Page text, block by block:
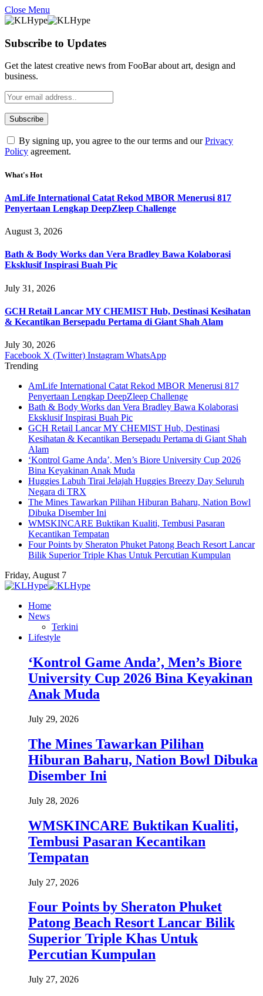
Close Menu
Subscribe to Updates
Get the latest creative news from FooBar about art, design and
business.
By signing up, you agree to the our terms and ourPrivacy
Policy agreement.
What's Hot
AmLife International Catat Rekod MBOR Menerusi 817
Penyertaan Lengkap DeepZleep Challenge
August 3, 2026
Bath & Body Works dan Vera Bradley Bawa Kolaborasi
Eksklusif Inspirasi Buah Pic
July 31, 2026
GCH Retail Lancar MY CHEMIST Hub, Destinasi Kesihatan
& Kecantikan Bersepadu Pertama di Giant Shah Alam
July 30, 2026
Facebook X (Twitter) Instagram WhatsApp
Trending
AmLife International Catat Rekod MBOR Menerusi 817
Penyertaan Lengkap DeepZleep Challenge
Bath & Body Works dan Vera Bradley Bawa Kolaborasi
Eksklusif Inspirasi Buah Pic
GCH Retail Lancar MY CHEMIST Hub, Destinasi
Kesihatan & Kecantikan Bersepadu Pertama di Giant Shah
Alam
‘Kontrol Game Anda’, Men’s Biore University Cup 2026
Bina Keyakinan Anak Muda
Huggies Labuh Tirai Jelajah Huggies Breezy Day Seluruh
Negara di TRX
The Mines Tawarkan Pilihan Hiburan Baharu, Nation Bowl
Dibuka Disember Ini
WMSKINCARE Buktikan Kualiti, Tembusi Pasaran
Kecantikan Tempatan
Four Points by Sheraton Phuket Patong Beach Resort Lancar
Bilik Superior Triple Khas Untuk Percutian Kumpulan
Friday, August 7
Home
News
Terkini
Lifestyle
‘Kontrol Game Anda’, Men’s Biore
University Cup 2026 Bina Keyakinan
Anak Muda
July 29, 2026
The Mines Tawarkan Pilihan
Hiburan Baharu, Nation Bowl Dibuka
Disember Ini
July 28, 2026
WMSKINCARE Buktikan Kualiti,
Tembusi Pasaran Kecantikan
Tempatan
July 27, 2026
Four Points by Sheraton Phuket
Patong Beach Resort Lancar Bilik
Superior Triple Khas Untuk
Percutian Kumpulan
July 27, 2026